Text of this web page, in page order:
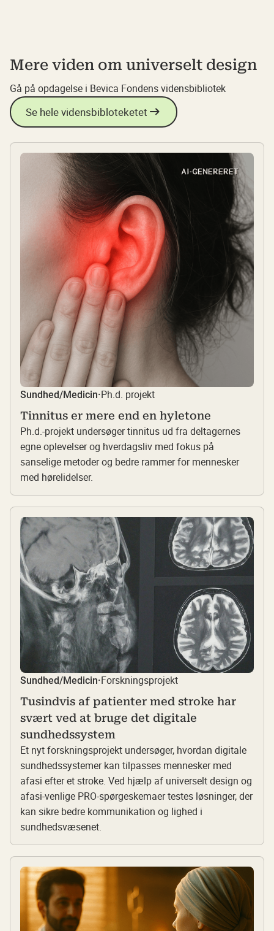
Mere viden om universelt design
Gå på opdagelse i Bevica Fondens vidensbibliotek
Se hele vidensbibloteketet
Sundhed/Medicin·Ph.d. projekt
Tinnitus er mere end en hyletone
Ph.d.-projekt undersøger tinnitus ud fra deltagernes
egne oplevelser og hverdagsliv med fokus på
sanselige metoder og bedre rammer for mennesker
med hørelidelser.
Sundhed/Medicin·Forskningsprojekt
Tusindvis af patienter med stroke har
svært ved at bruge det digitale
sundhedssystem
Et nyt forskningsprojekt undersøger, hvordan digitale
sundhedssystemer kan tilpasses mennesker med
afasi efter et stroke. Ved hjælp af universelt design og
afasi-venlige PRO-spørgeskemaer testes løsninger, der
kan sikre bedre kommunikation og lighed i
sundhedsvæsenet.